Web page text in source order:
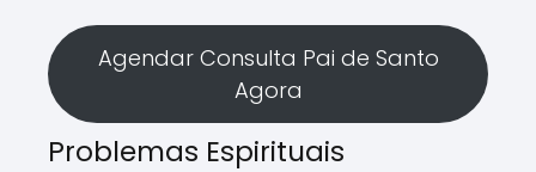
Agendar Consulta Pai de Santo
Agora
Problemas Espirituais